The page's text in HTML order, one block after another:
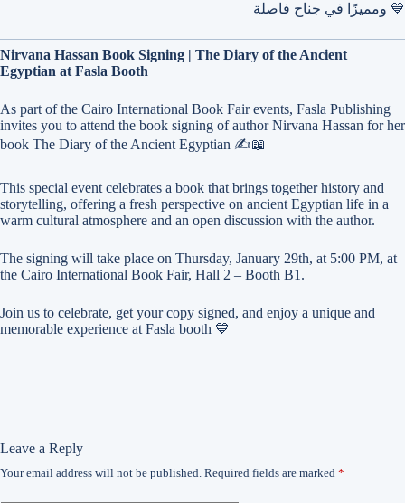
ومميزًا في جناح فاصلة 💙
Nirvana Hassan Book Signing | The Diary of the Ancient
Egyptian at Fasla Booth
As part of the Cairo International Book Fair events, Fasla Publishing
invites you to attend the book signing of author Nirvana Hassan for her
book The Diary of the Ancient Egyptian ✍️📖
This special event celebrates a book that brings together history and
storytelling, offering a fresh perspective on ancient Egyptian life in a
warm cultural atmosphere and an open discussion with the author.
The signing will take place on Thursday, January 29th, at 5:00 PM, at
the Cairo International Book Fair, Hall 2 – Booth B1.
Join us to celebrate, get your copy signed, and enjoy a unique and
memorable experience at Fasla booth 💙
Leave a Reply
Your email address will not be published. Required fields are marked *